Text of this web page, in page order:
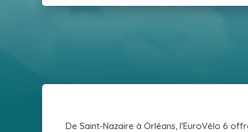
De Saint-Nazaire à Orléans, l'EuroVélo 6